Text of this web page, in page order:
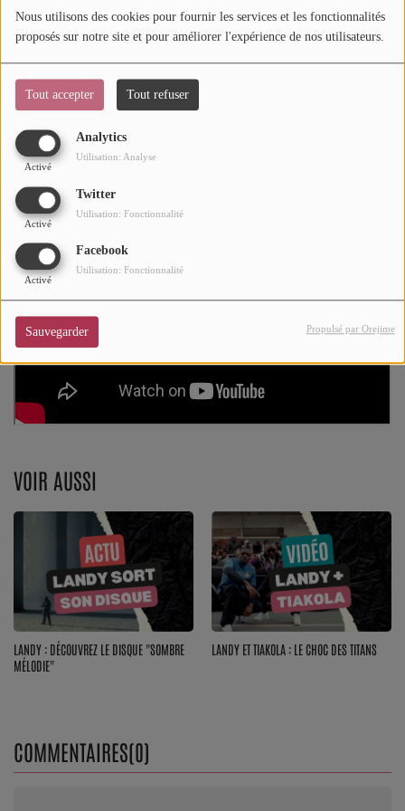
Nous utilisons des cookies pour fournir les services et les fonctionnalités
proposés sur notre site et pour améliorer l'expérience de nos utilisateurs.
Tout accepter Tout refuser
Analytics
Activé
Utilisation: Analyse
Twitter
Activé
Utilisation: Fonctionnalité
Facebook
Activé
Utilisation: Fonctionnalité
Sauvegarder Propulsé par Orejime
Cinéma
Buzz
Dossiers
AGENDA
Concerts
Festivals
CONCOURS
CHARTS
Wiki RnB
SOUL ADDICT RADIO
Grille des programmes
Titres diffusés
Playlist
T'Chat
peu plus bas. Espérons que"La Grinta"annoncera un
nouvel album pour 2026 . Affaire à suivre...
Soul-Addict.com , le site de l'Urban-Soul Culture craque sur
"La Grinta".
VOIR AUSSI
LANDY : DÉCOUVREZ LE DISQUE "SOMBRE
MÉLODIE"
LANDY ET TIAKOLA : LE CHOC DES TITANS
COMMENTAIRES(0)